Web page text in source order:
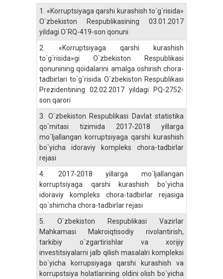
1. «Korruptsiyaga qarshi kurashish to`g`risida»
O`zbekiston Respublikasining 03.01.2017
yildagi O`RQ-419-son qonuni
2. «Korruptsiyaga qarshi kurashish
to`g`risida»gi O`zbekiston Respublikasi
qonunining qoidalarini amalga oshirish chora-
tadbirlari to`g`risida O`zbekiston Respublikasi
Prezidentining 02.02.2017 yildagi PQ-2752-
son qarori
3. O`zbekiston Respublikasi Davlat statistika
qo`mitasi tizimida 2017-2018 yillarga
mo`ljallangan korruptsiyaga qarshi kurashish
bo`yicha idoraviy kompleks chora-tadbirlar
rejasi
4. 2017-2018 yillarga mo`ljallangan
korruptsiyaga qarshi kurashish bo`yicha
idoraviy kompleks chora-tadbirlar rejasiga
qo`shimcha chora-tadbirlar rejasi
5. O`zbekiston Respublikasi Vazirlar
Mahkamasi Makroiqtisodiy rivolantirish,
tarkibiy o`zgartirishlar va xorijiy
investitsiyalarni jalb qilish masalalri kompleksi
bo`yicha korrupsiyaga qarshi kurashish va
korrupstsiya holatlarining oldini olish bo`yicha